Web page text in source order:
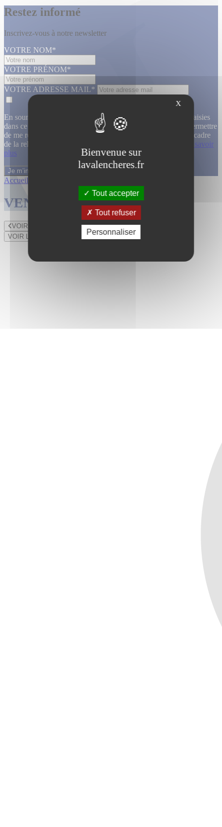
Restez informé
Inscrivez-vous à notre newsletter
VOTRE NOM*
VOTRE PRÉNOM*
VOTRE ADRESSE MAIL*
En soumettant ce formulaire, j’accepte que les informations saisies
dans ce formulaire soient utilisées, exploitées, traitées pour permettre
de me recontacter, pour m’envoyer des informations, dans le cadre
de la relation commerciale qui découle de cette demande.
En savoir
plus
Accueil
VENTES TERMINÉES
VOIR LE LOT PRÉCÉDENT
VOIR LE LOT SUIVANT
X
Bienvenue sur
lavalencheres.fr
Tout accepter
Tout refuser
Personnaliser